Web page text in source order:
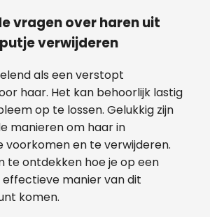
vragen over haren uit
verwijderen
als een verstopt
haar. Het kan behoorlijk lastig
op te lossen. Gelukkig zijn
manieren om haar in
voorkomen en te verwijderen.
te ontdekken hoe je op een
effectieve manier van dit
komen.